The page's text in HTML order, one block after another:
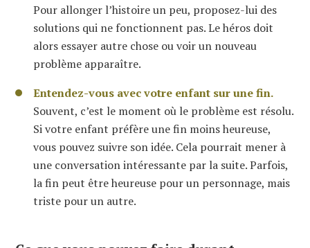
Pour allonger l’histoire un peu, proposez-lui des
solutions qui ne fonctionnent pas. Le héros doit
alors essayer autre chose ou voir un nouveau
problème apparaître.
Entendez-vous avec votre enfant sur une fin.
Souvent, c’est le moment où le problème est résolu.
Si votre enfant préfère une fin moins heureuse,
vous pouvez suivre son idée. Cela pourrait mener à
une conversation intéressante par la suite. Parfois,
la fin peut être heureuse pour un personnage, mais
triste pour un autre.